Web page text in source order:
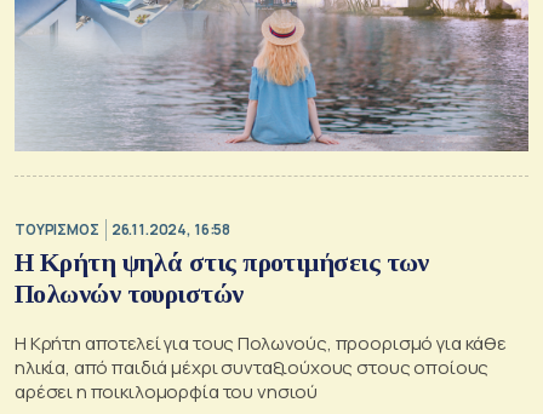
ΤΟΥΡΙΣΜΟΣ 26.11.2024, 16:58
Η Κρήτη ψηλά στις προτιμήσεις των
Πολωνών τουριστών
Η Κρήτη αποτελεί για τους Πολωνούς, προορισμό για κάθε
ηλικία, από παιδιά μέχρι συνταξιούχους στους οποίους
αρέσει η ποικιλομορφία του νησιού